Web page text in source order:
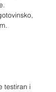
testiran i